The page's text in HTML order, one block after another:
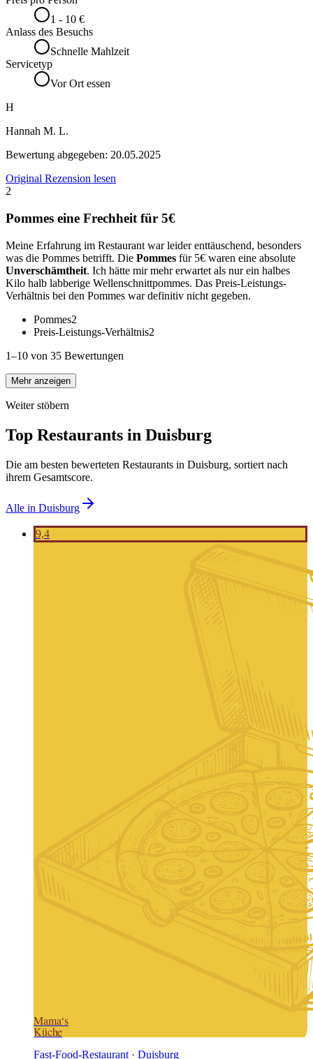
1 - 10 €
Anlass des Besuchs
Schnelle Mahlzeit
Servicetyp
Vor Ort essen
H
Hannah M. L.
Bewertung abgegeben: 20.05.2025
Original Rezension lesen
2
Pommes eine Frechheit für 5€
Meine Erfahrung im Restaurant war leider enttäuschend, besonders
was die Pommes betrifft. Die Pommes für 5€ waren eine absolute
Unverschämtheit. Ich hätte mir mehr erwartet als nur ein halbes
Kilo halb labberige Wellenschnittpommes. Das Preis-Leistungs-
Verhältnis bei den Pommes war definitiv nicht gegeben.
Pommes2
Preis-Leistungs-Verhältnis2
1–10 von 35 Bewertungen
Mehr anzeigen
Weiter stöbern
Top Restaurants in Duisburg
Die am besten bewerteten Restaurants in Duisburg, sortiert nach
ihrem Gesamtscore.
Alle in Duisburg
9,4
Mama‘s
Küche
Fast-Food-Restaurant · Duisburg